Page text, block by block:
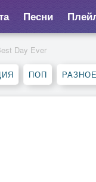
Песни
Day Ever
ПОП РАЗНОЕ